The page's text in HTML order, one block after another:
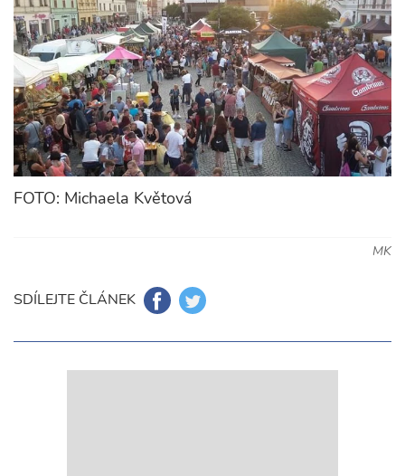
FOTO: Michaela Květová
MK
SDÍLEJTE ČLÁNEK